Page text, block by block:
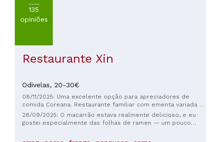
135
opiniões
Restaurante Xin
Odivelas, 20-30€
08/11/2025: Uma excelente opção para apreciadores de
comida Coreana. Restaurante familiar com ementa variada e
atendimento de grande atenciosidade.
28/09/2025: O macarrão estava realmente delicioso, e eu
gostei especialmente das folhas de ramen — um pouco
veganos também estavam cheios de sabor. O que mais me